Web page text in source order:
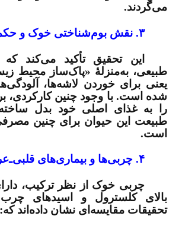
می‌گردند.
۳. نقش بوم‌شناختی خوک و حکمت تحریم
این تحقیق تأکید می‌کند
طبیعی، به‌منزلۀ «پاک‌ساز محیط
یعنی برای خوردن لاشه‌ها،
شده است. با وجود چنین کارکردی،
را به غذای اصلی خود بدل
طبیعت این حیوان برای چنین
است.
۴. چربی‌ها و بیماری‌های قلبی‌‌ـ‌
چربی خوک از نظر ترکیب،
بالای کلسترول و اسیدهای
تحقیقات مقایسه‌ای نشان داده‌اند که: